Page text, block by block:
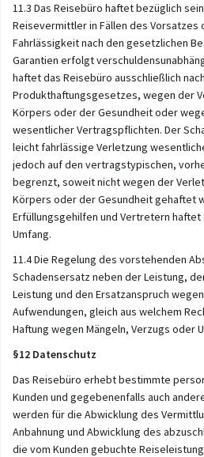
11.3 Das Reisebüro haftet bezüglich
Reisevermittler in Fällen des Vorsatzes
Fahrlässigkeit nach den gesetzlichen
Garantien erfolgt
haftet das Reisebüro ausschließlich
Produkthaftungsgesetzes, wegen der
Körpers oder der Gesundheit oder
wesentlicher Vertragspflichten. Der
leicht fahrlässige Verletzung
jedoch auf den vertragstypischen,
begrenzt, soweit nicht wegen der
Körpers oder der Gesundheit gehaftet
Erfüllungsgehilfen und Vertretern
Umfang.
11.4 Die Regelung des vorstehenden
Schadensersatz neben der Leistung,
Leistung und den Ersatzanspruch
Aufwendungen, gleich aus welchem
Haftung wegen Mängeln, Verzugs oder
§12 Datenschutz
Das Reisebüro erhebt bestimmte
Kunden und gegebenenfalls auch
werden für die Abwicklung des
Anbahnung und Abwicklung des
die vom Kunden gebuchte